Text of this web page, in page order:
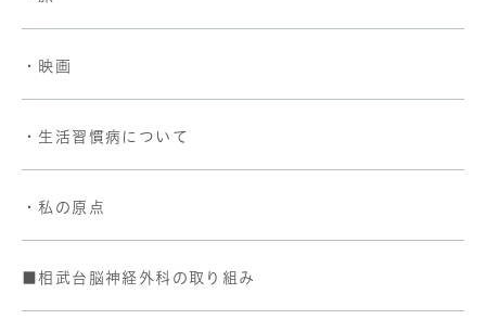
・映画
・生活習慣病について
・私の原点
■相武台脳神経外科の取り組み